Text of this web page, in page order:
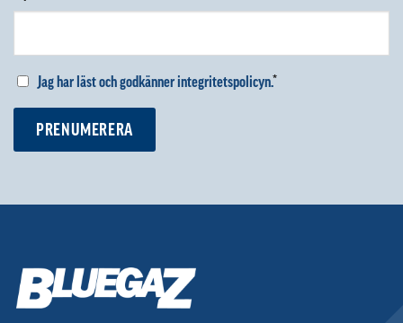
Jag har läst och godkänner integritetspolicyn.*
PRENUMERERA